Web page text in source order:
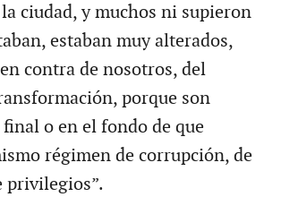
ciudad, y muchos ni supieron
estaban muy alterados,
contra de nosotros, del
porque son
o en el fondo de que
régimen de corrupción, de
privilegios”.